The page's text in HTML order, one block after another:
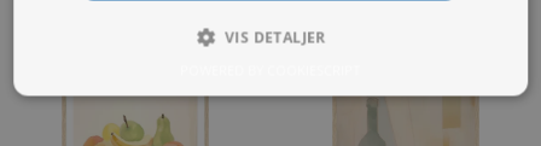
VIS DETALJER